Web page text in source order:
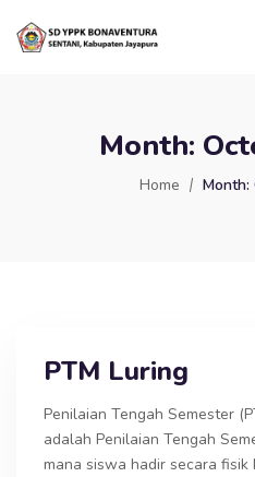
Month:
Home Month:
PTM Luring
Penilaian Tengah Semester
adalah Penilaian Tengah
mana siswa hadir secara fisik